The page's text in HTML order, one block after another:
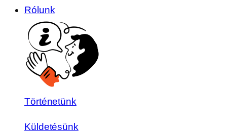
Rólunk
Történetünk
Küldetésünk